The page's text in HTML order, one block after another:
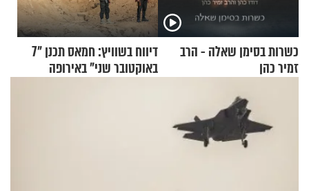
כשרות בסימן שאלה - הרב
זמיר כהן
דיווח בשוויץ: חמאס תכנן "7
באוקטובר שני" באירופה